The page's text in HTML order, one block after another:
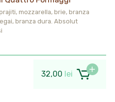
mozzarella, brie, branza
branza dura. Absolut
32,00 lei